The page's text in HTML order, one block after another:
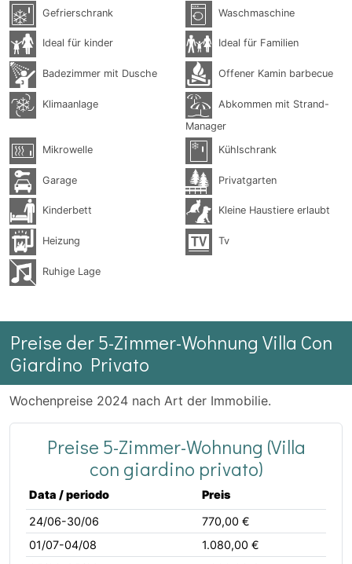
Gefrierschrank Waschmaschine
Ideal für kinder Ideal für Familien
Badezimmer mit Dusche Offener Kamin barbecue
Klimaanlage
Abkommen mit Strand-
Manager
Mikrowelle Kühlschrank
Garage Privatgarten
Kinderbett Kleine Haustiere erlaubt
Heizung Tv
Ruhige Lage
Preise der 5-Zimmer-Wohnung Villa Con
Giardino Privato
Wochenpreise 2024 nach Art der Immobilie.
Preise 5-Zimmer-Wohnung (Villa
con giardino privato)
Data / periodo
Preis
24/06-30/06
770,00 €
01/07-04/08
1.080,00 €